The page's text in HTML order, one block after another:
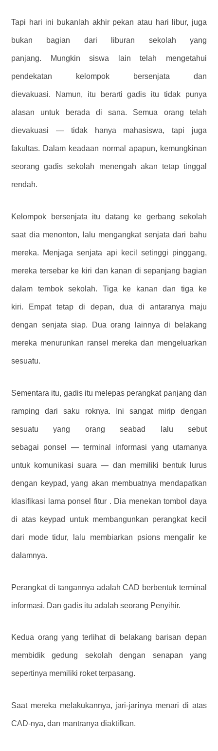
Tapi hari ini bukanlah akhir pekan atau hari libur, juga
bukan bagian dari liburan sekolah yang
panjang. Mungkin siswa lain telah mengetahui
pendekatan kelompok bersenjata dan
dievakuasi. Namun, itu berarti gadis itu tidak punya
alasan untuk berada di sana. Semua orang telah
dievakuasi — tidak hanya mahasiswa, tapi juga
fakultas. Dalam keadaan normal apapun, kemungkinan
seorang gadis sekolah menengah akan tetap tinggal
rendah.
Kelompok bersenjata itu datang ke gerbang sekolah
saat dia menonton, lalu mengangkat senjata dari bahu
mereka. Menjaga senjata api kecil setinggi pinggang,
mereka tersebar ke kiri dan kanan di sepanjang bagian
dalam tembok sekolah. Tiga ke kanan dan tiga ke
kiri. Empat tetap di depan, dua di antaranya maju
dengan senjata siap. Dua orang lainnya di belakang
mereka menurunkan ransel mereka dan mengeluarkan
sesuatu.
Sementara itu, gadis itu melepas perangkat panjang dan
ramping dari saku roknya. Ini sangat mirip dengan
sesuatu yang orang seabad lalu sebut
sebagai ponsel — terminal informasi yang utamanya
untuk komunikasi suara — dan memiliki bentuk lurus
dengan keypad, yang akan membuatnya mendapatkan
klasifikasi lama ponsel fitur . Dia menekan tombol daya
di atas keypad untuk membangunkan perangkat kecil
dari mode tidur, lalu membiarkan psions mengalir ke
dalamnya.
Perangkat di tangannya adalah CAD berbentuk terminal
informasi. Dan gadis itu adalah seorang Penyihir.
Kedua orang yang terlihat di belakang barisan depan
membidik gedung sekolah dengan senapan yang
sepertinya memiliki roket terpasang.
Saat mereka melakukannya, jari-jarinya menari di atas
CAD-nya, dan mantranya diaktifkan.